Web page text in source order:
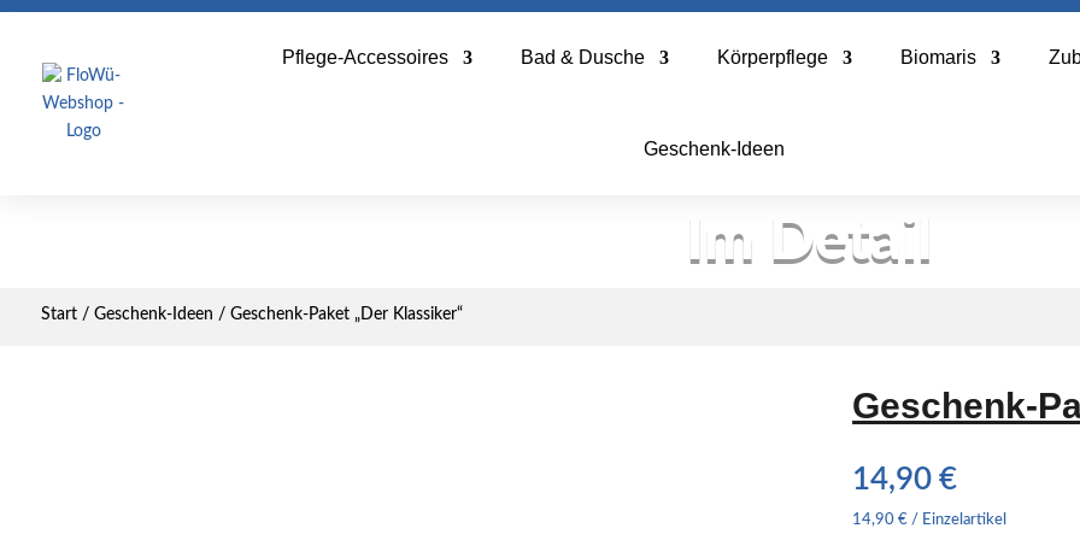
Pflege-Accessoires Bad & Dusche Körperpflege Biomaris
Geschenk-Ideen
Im Detail
Start/ Geschenk-Ideen / Geschenk-Paket „Der Klassiker“
Geschenk-
14,90€
14,90€ / Einzelartikel